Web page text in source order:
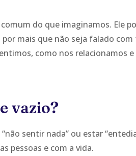
comum do que imaginamos. Ele
mais que não seja falado
como nos relacionamos
vazio?
sentir nada” ou estar
pessoas e com a vida.